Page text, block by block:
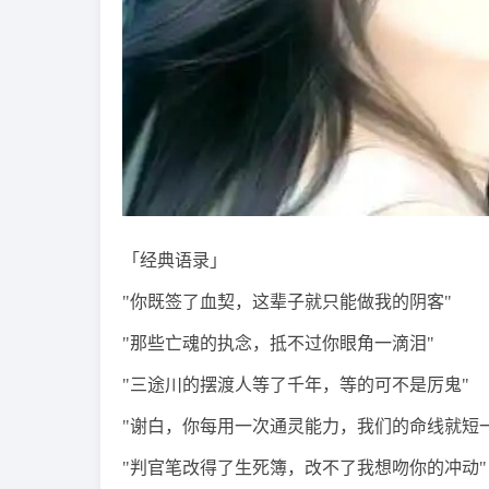
「经典语录」
"你既签了血契，这辈子就只能做我的阴客"
"那些亡魂的执念，抵不过你眼角一滴泪"
"三途川的摆渡人等了千年，等的可不是厉鬼"
"谢白，你每用一次通灵能力，我们的命线就短
"判官笔改得了生死簿，改不了我想吻你的冲动"